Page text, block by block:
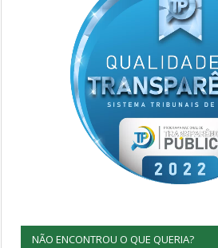
NÃO ENCONTROU O QUE QUERIA?